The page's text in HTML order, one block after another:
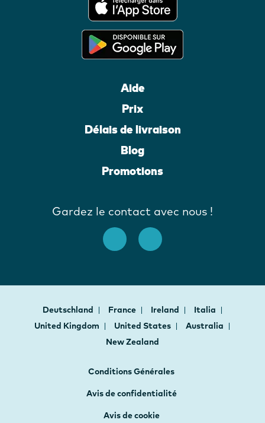
Aide
Prix
Délais de livraison
Blog
Promotions
Gardez le contact avec nous !
Deutschland France Ireland
Italia
United Kingdom
United States
Australia
New Zealand
Conditions Générales
Avis de confidentialité
Avis de cookie